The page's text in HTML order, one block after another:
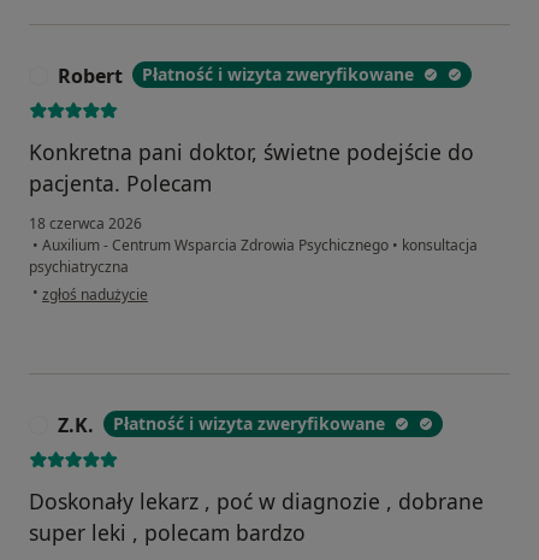
Robert Płatność i wizyta zweryfikowane
Konkretna pani doktor, świetne podejście do
pacjenta. Polecam
18 czerwca 2026
• Auxilium - Centrum Wsparcia Zdrowia Psychicznego • konsultacja
psychiatryczna
• w opinii użytkownika Robert
zgłoś nadużycie
Z.K. Płatność i wizyta zweryfikowane
Doskonały lekarz , poć w diagnozie , dobrane
super leki , polecam bardzo